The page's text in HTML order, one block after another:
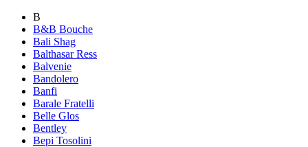
B
B&B Bouche
Bali Shag
Balthasar Ress
Balvenie
Bandolero
Banfi
Barale Fratelli
Belle Glos
Bentley
Bepi Tosolini